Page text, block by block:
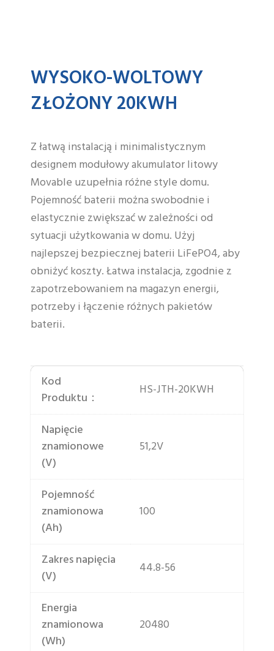
WYSOKO-WOLTOWY
ZŁOŻONY 20KWH
Z łatwą instalacją i minimalistycznym
designem modułowy akumulator litowy
Movable uzupełnia różne style domu.
Pojemność baterii można swobodnie i
elastycznie zwiększać w zależności od
sytuacji użytkowania w domu. Użyj
najlepszej bezpiecznej baterii LiFePO4, aby
obniżyć koszty. Łatwa instalacja, zgodnie z
zapotrzebowaniem na magazyn energii,
potrzeby i łączenie różnych pakietów
baterii.
Kod
Produktu：
HS-JTH-20KWH
Napięcie
znamionowe
(V)
51,2V
Pojemność
znamionowa
(Ah)
100
Zakres napięcia
(V)
44.8-56
Energia
znamionowa
(Wh)
20480